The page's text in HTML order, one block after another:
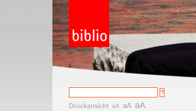
Druckansicht aA aA aA